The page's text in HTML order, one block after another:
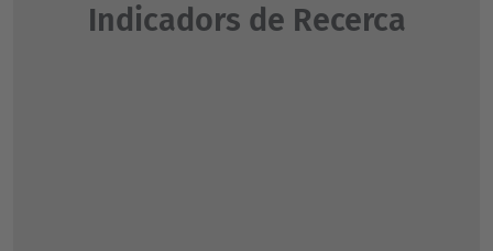
Indicadors de Recerca